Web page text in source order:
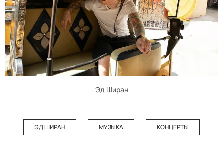
Эд Ширан
ЭД ШИРАН МУЗЫКА КОНЦЕРТЫ